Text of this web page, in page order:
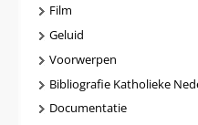
Film
Geluid
Voorwerpen
Bibliografie Katholieke
Documentatie